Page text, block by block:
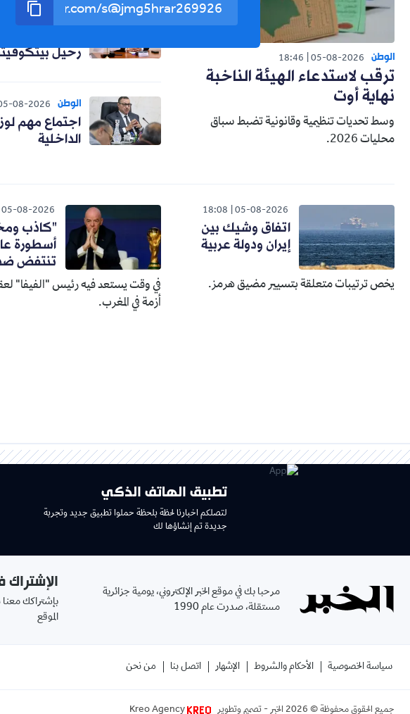
الوطن 05-08-2026
18:46
ترقب لاستدعاء الهيئة الناخبة
نهاية أوت
وسط تحديات تنظيمية وقانونية تضبط سباق
محليات 2026.
رياضة 05-08-2026
صادي يكشف
رحيل
الوطن 08-2026
اجتماع مهم
الداخلية
05-08-2026
18:08
اتفاق وشيك بين
إيران ودولة عربية
يخص ترتيبات متعلقة بتسيير مضيق هرمز.
05-08-2026
"كاذب
أسطورة
تنتفض ضد
في وقت يستعد فيه رئيس "الفيفا"
أزمة في المغرب.
تطبيق الهاتف الذكي
لتصلكم اخبارنا لحظة بلحظة حملوا تطبيق جديد وتجربة
جديدة تم إنشاؤها لك
مرحبا بك في موقع الخبر الإلكتروني، يومية جزائرية
مستقلة، صدرت عام 1990
الإشتراك
بإشتراكك معنا
الموقع
سياسة الخصوصية الأحكام والشروط الإشهار اتصل بنا من نحن
جميع الحقوق محفوظة © 2026 الخبر - تصميم وتطوير Kreo Agency